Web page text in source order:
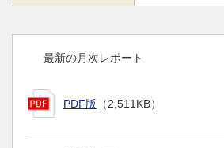
最新の月次レポート
PDF版 （2,511KB）